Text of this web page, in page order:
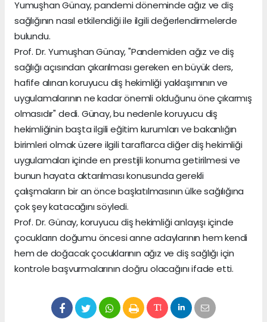
Yumuşhan Günay, pandemi döneminde ağız ve diş
sağlığının nasıl etkilendiği ile ilgili değerlendirmelerde
bulundu.
Prof. Dr. Yumuşhan Günay, "Pandemiden ağız ve diş
sağlığı açısından çıkarılması gereken en büyük ders,
hafife alınan koruyucu diş hekimliği yaklaşımının ve
uygulamalarının ne kadar önemli olduğunu öne çıkarmış
olmasıdır" dedi. Günay, bu nedenle koruyucu diş
hekimliğinin başta ilgili eğitim kurumları ve bakanlığın
birimleri olmak üzere ilgili taraflarca diğer diş hekimliği
uygulamaları içinde en prestijli konuma getirilmesi ve
bunun hayata aktarılması konusunda gerekli
çalışmaların bir an önce başlatılmasının ülke sağılığına
çok şey katacağını söyledi.
Prof. Dr. Günay, koruyucu diş hekimliği anlayışı içinde
çocukların doğumu öncesi anne adaylarının hem kendi
hem de doğacak çocuklarının ağız ve diş sağlığı için
kontrole başvurmalarının doğru olacağını ifade etti.